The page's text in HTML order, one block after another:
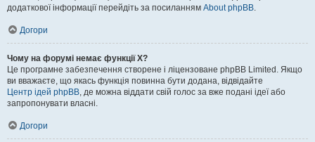
додаткової інформації перейдіть за посиланням About phpBB.
Догори
Чому на форумі немає функції X?
Це програмне забезпечення створене і ліцензоване phpBB Limited. Якщо
ви вважаєте, що якась функція повинна бути додана, відвідайте
Центр ідей phpBB, де можна віддати свій голос за вже подані ідеї або
запропонувати власні.
Догори